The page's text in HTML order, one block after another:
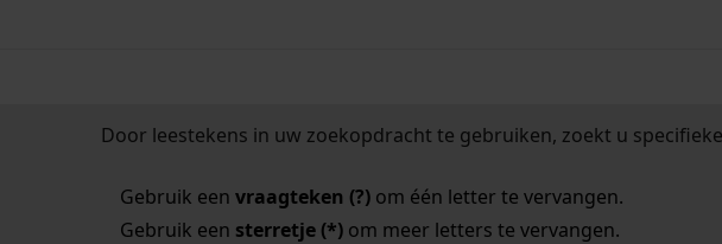
Door leestekens in uw zoekopdracht te gebruiken, zoekt u
Gebruik een vraagteken (?)om één letter te vervangen.
Gebruik een sterretje (*)om meer letters te vervangen.